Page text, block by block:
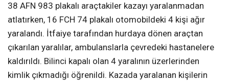
38 AFN 983 plakalı araçtakiler kazayı yaralanmadan
atlatırken, 16 FCH 74 plakalı otomobildeki 4 kişi ağır
yaralandı. İtfaiye tarafından hurdaya dönen araçtan
çıkarılan yaralılar, ambulanslarla çevredeki hastanelere
kaldırıldı. Bilinci kapalı olan 4 yaralının üzerlerinden
kimlik çıkmadığı öğrenildi. Kazada yaralanan kişilerin